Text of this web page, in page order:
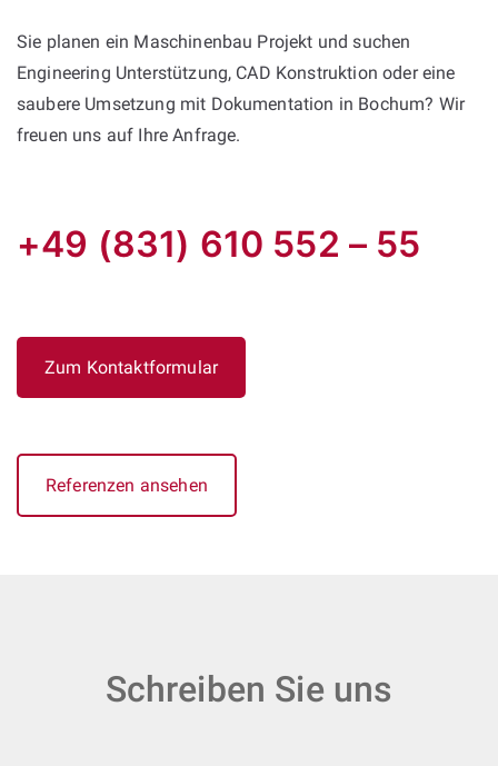
Sie planen ein Maschinenbau Projekt und suchen
Engineering Unterstützung, CAD Konstruktion oder eine
saubere Umsetzung mit Dokumentation in Bochum? Wir
freuen uns auf Ihre Anfrage.
+49 (831) 610 552 – 55
Zum Kontaktformular
Referenzen ansehen
Schreiben Sie uns